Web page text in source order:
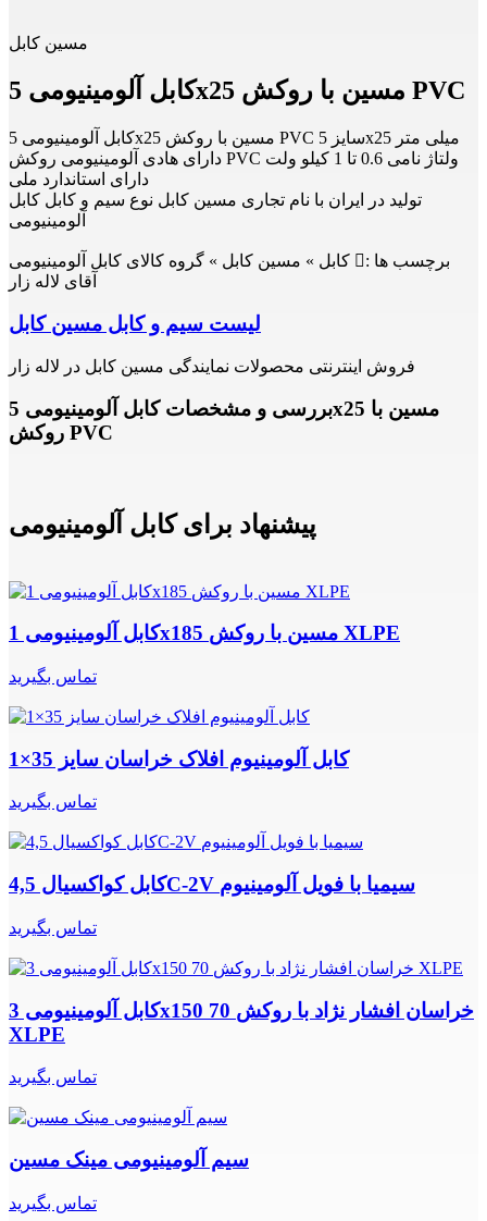
مسین کابل
کابل آلومینیومی 5x25 مسین با روکش PVC
کابل آلومینیومی 5x25 مسین با روکش PVC سایز 5x25 میلی متر
دارای هادی آلومینیومی روکش PVC ولتاژ نامی 0.6 تا 1 کیلو ولت
دارای استاندارد ملی
تولید در ایران با نام تجاری مسین کابل نوع سیم و کابل کابل
آلومینیومی
برچسب ها :
کابل » مسین کابل » گروه کالای کابل آلومینیومی
آقای لاله زار
لیست سیم و کابل مسین کابل
فروش اینترنتی محصولات نمایندگی مسین کابل در لاله زار
بررسی و مشخصات کابل آلومینیومی 5x25 مسین با
روکش PVC
پیشنهاد برای کابل آلومینیومی
کابل آلومینیومی 1x185 مسین با روکش XLPE
تماس بگیرید
کابل آلومینیوم افلاک خراسان سایز 35×1
تماس بگیرید
کابل کواکسیال 4,5C-2V سیمیا با فویل آلومینیوم
تماس بگیرید
کابل آلومینیومی 3x150 70 خراسان افشار نژاد با روکش
XLPE
تماس بگیرید
سیم آلومینیومی مینک مسین
تماس بگیرید